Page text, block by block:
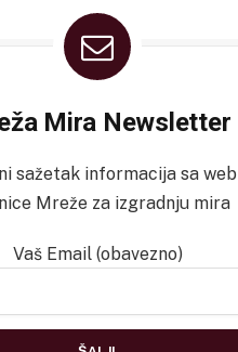
Mira Newsletter
sažetak informacija sa web
Mreže za izgradnju mira
Vaš Email (obavezno)